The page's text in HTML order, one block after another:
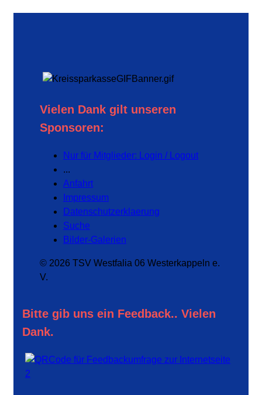
Vielen Dank gilt unseren
Sponsoren:
Nur für Mitglieder: Login / Logout
...
Anfahrt
Impressum
Datenschutzerklaerung
Suche
Bilder-Galerien
© 2026 TSV Westfalia 06 Westerkappeln e.
V.
Bitte gib uns ein Feedback.. Vielen
Dank.